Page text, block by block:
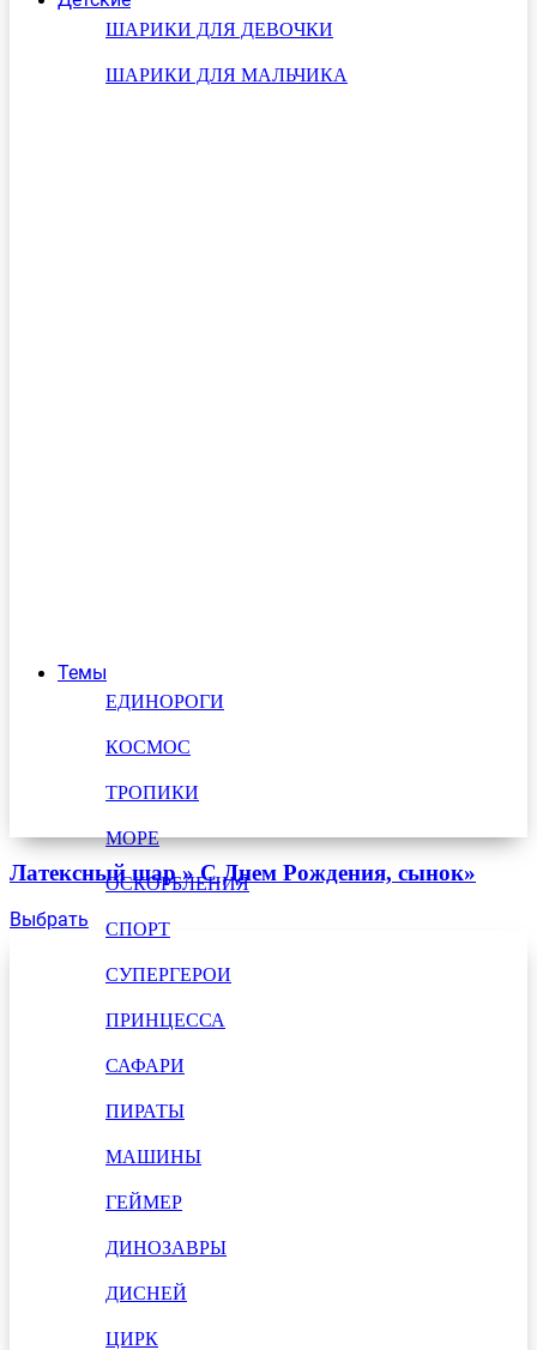
ШАРИКИ ДЛЯ ДЕВОЧКИ
ШАРИКИ ДЛЯ МАЛЬЧИКА
Темы
ЕДИНОРОГИ
КОСМОС
ТРОПИКИ
МОРЕ
ОСКОРБЛЕНИЯ
СПОРТ
СУПЕРГЕРОИ
ПРИНЦЕССА
САФАРИ
ПИРАТЫ
МАШИНЫ
ГЕЙМЕР
ДИНОЗАВРЫ
ДИСНЕЙ
ЦИРК
Латексный шар » С Днем Рождения, сынок»
Выбрать